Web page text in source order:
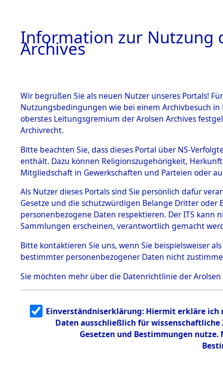
BESTÄNDE
1.
mente
5. Verschiedenes
5.3
Todesmärsche
5.3.1 Alliierte
Erhebungen
zu
Todesmärsch
en
5.3.2
g
5.3.3
Todesmärsch
Mödingen
0080
Information zur Nutzung
Archives
Wir begrüßen Sie als neuen Nutzer unseres Portals!
Nutzungsbedingungen wie bei einem Archivbesuch
oberstes Leitungsgremium der Arolsen Archives
Archivrecht.
Bitte beachten Sie, dass dieses Portal über NS-
enthält. Dazu können Religionszugehörigkeit,
Mitgliedschaft in Gewerkschaften und Parteien oder
Als Nutzer dieses Portals sind Sie persönlich dafür
Gesetze und die schutzwürdigen Belange Dritter
personenbezogene Daten respektieren. Der ITS
Sammlungen erscheinen, verantwortlich gemacht
Bitte kontaktieren Sie uns, wenn Sie beispielsweiser
bestimmter personenbezogener Daten nicht
Sie möchten mehr über die Datenrichtlinie der Arolsen
Einverständniserklärung: Hiermit erkläre ich
Daten ausschließlich für
Gesetzen und Bestimmungen